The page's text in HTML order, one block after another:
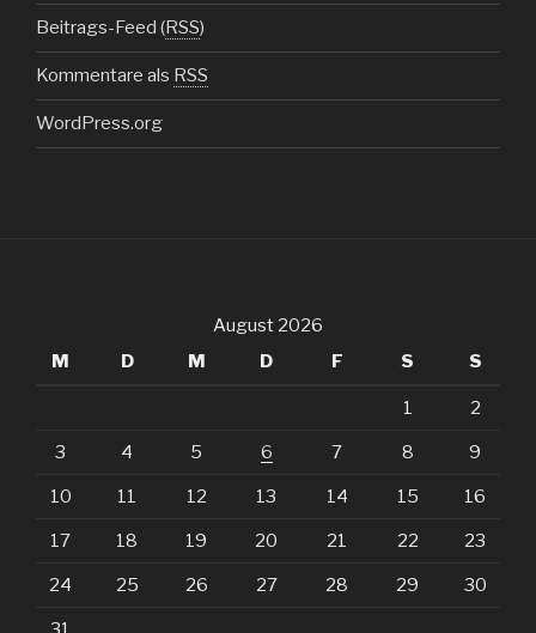
Beitrags-Feed (RSS)
Kommentare als RSS
WordPress.org
August 2026
M
D M D F S S
1 2
3 4 5 6 7 8 9
10 11 12 13 14 15 16
17 18 19 20 21 22 23
24 25 26 27 28 29 30